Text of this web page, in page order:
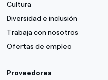
Cultura
Diversidad e inclusión
Trabaja con nosotros
Ofertas de empleo
Proveedores